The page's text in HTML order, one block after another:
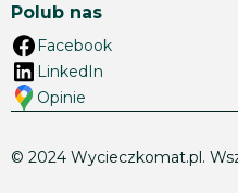
Polub nas
Facebook
LinkedIn
Opinie
© 2024 Wycieczkomat.pl.